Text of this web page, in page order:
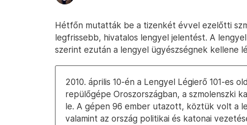
Hétfőn mutatták be a tizenkét évvel ezelőtti
legfrissebb, hivatalos lengyel jelentést. A
szerint ezután a lengyel ügyészségnek kellene
2010. április 10-én a Lengyel Légierő 101-es
repülőgépe Oroszországban, a szmolenszki
le. A gépen 96 ember utazott, köztük volt a
valamint az ország politikai és katonai